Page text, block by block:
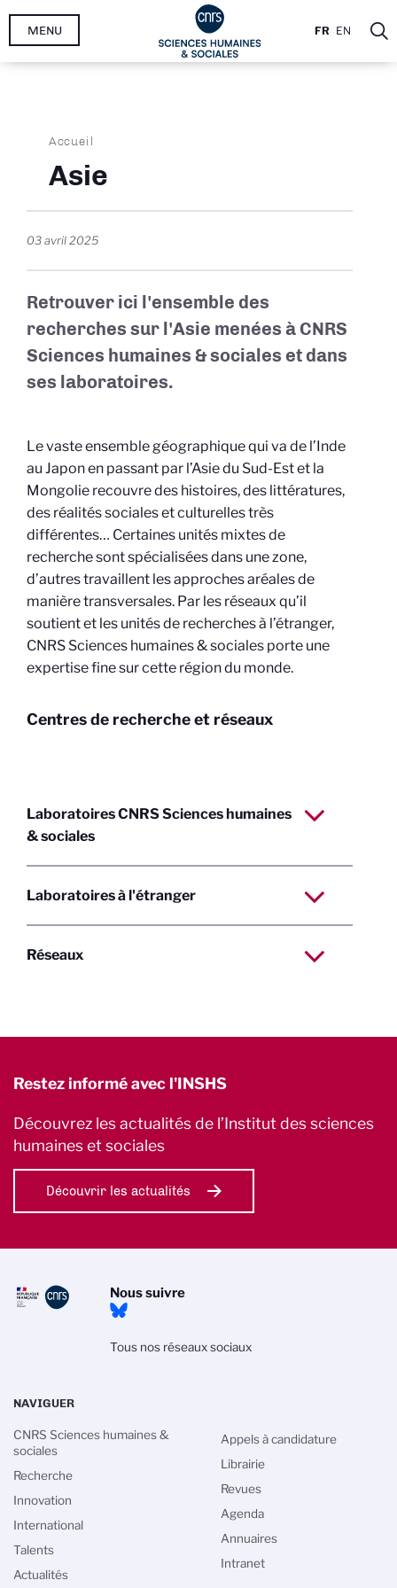
Aller
FR EN
MENU
Fil
d'Ariane
Accueil
Asie
03 avril 2025
Retrouver ici l'ensemble des
recherches sur l'Asie menées à CNRS
Sciences humaines & sociales et dans
ses laboratoires.
Le vaste ensemble géographique qui va de l’Inde
au Japon en passant par l’Asie du Sud-Est et la
Mongolie recouvre des histoires, des littératures,
des réalités sociales et culturelles très
différentes… Certaines unités mixtes de
recherche sont spécialisées dans une zone,
d’autres travaillent les approches aréales de
manière transversales. Par les réseaux qu’il
soutient et les unités de recherches à l’étranger,
CNRS Sciences humaines & sociales porte une
expertise fine sur cette région du monde.
Centres de recherche et réseaux
Laboratoires CNRS Sciences humaines
& sociales
Laboratoires à l'étranger
Réseaux
Restez informé avec l'INSHS
Découvrez les actualités de l’Institut des sciences
humaines et sociales
Découvrir les actualités
Nous suivre
Tous nos réseaux sociaux
NAVIGUER
CNRS Sciences humaines &
sociales
Recherche
Innovation
International
Talents
Actualités
Appels à candidature
Librairie
Revues
Agenda
Annuaires
Intranet